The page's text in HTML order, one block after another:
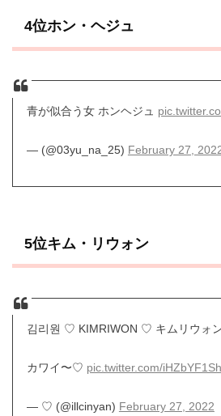
4位ホン・ヘジュ
青が似合う女 ホンヘジュ
— (@03yu_na_25) February 27,
5位キム・リウォン
김리원 ♡ KIMRIWON ♡ キムリウォ
カワイ〜‍♡ pic.twitter.com/
— ♡ (@illcinyan) February 27, 2022